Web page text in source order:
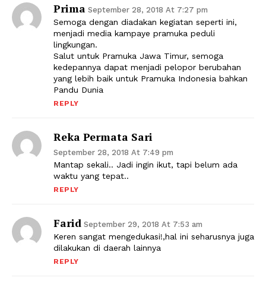
Prima September 28, 2018 At 7:27 pm
Semoga dengan diadakan kegiatan seperti ini,
menjadi media kampaye pramuka peduli
lingkungan.
Salut untuk Pramuka Jawa Timur, semoga
kedepannya dapat menjadi pelopor berubahan
yang lebih baik untuk Pramuka Indonesia bahkan
Pandu Dunia
REPLY
Reka Permata Sari
September 28, 2018 At 7:49 pm
Mantap sekali.. Jadi ingin ikut, tapi belum ada
waktu yang tepat..
REPLY
Farid September 29, 2018 At 7:53 am
Keren sangat mengedukasi!,hal ini seharusnya juga
dilakukan di daerah lainnya
REPLY